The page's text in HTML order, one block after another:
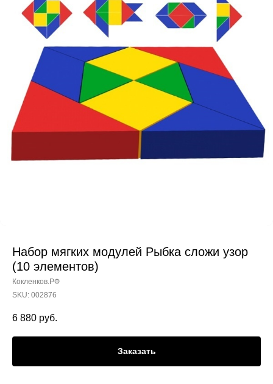
Набор мягких модулей Рыбка сложи узор
(10 элементов)
Кокленков.РФ
SKU: 002876
6 880 руб.
Заказать